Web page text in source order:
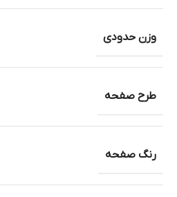
وزن حدودی
طرح صفحه
رنگ صفحه